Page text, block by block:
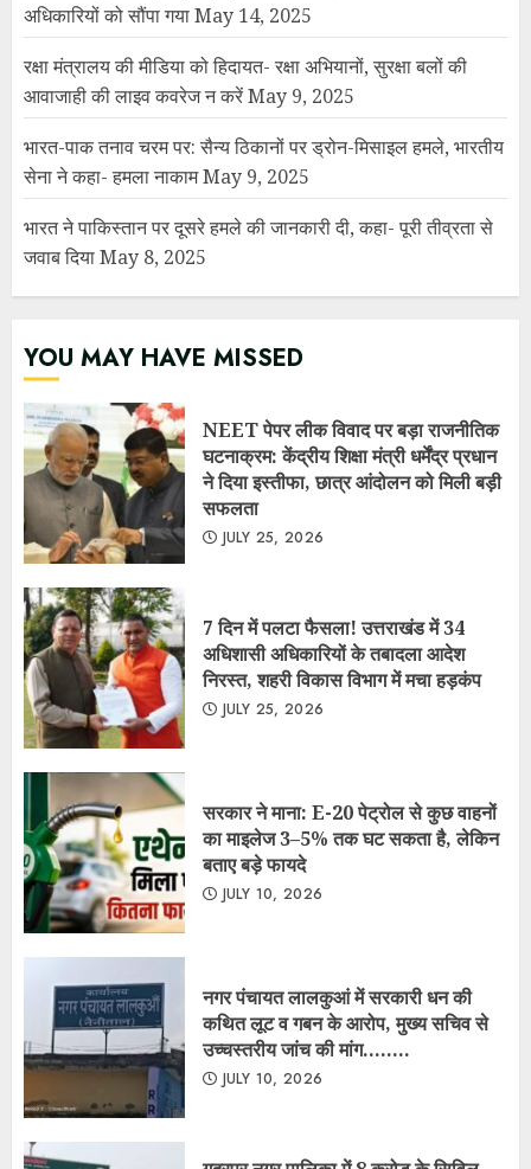
अधिकारियों को सौंपा गयाMay 14, 2025
रक्षा मंत्रालय की मीडिया को हिदायत- रक्षा अभियानों, सुरक्षा बलों की
आवाजाही की लाइव कवरेज न करेंMay 9, 2025
भारत-पाक तनाव चरम पर: सैन्य ठिकानों पर ड्रोन-मिसाइल हमले, भारतीय
सेना ने कहा- हमला नाकामMay 9, 2025
भारत ने पाकिस्तान पर दूसरे हमले की जानकारी दी, कहा- पूरी तीव्रता से
जवाब दियाMay 8, 2025
YOU MAY HAVE MISSED
NEET पेपर लीक विवाद पर बड़ा राजनीतिक
घटनाक्रम: केंद्रीय शिक्षा मंत्री धर्मेंद्र प्रधान
ने दिया इस्तीफा, छात्र आंदोलन को मिली बड़ी
सफलता
JULY 25, 2026
7 दिन में पलटा फैसला! उत्तराखंड में 34
अधिशासी अधिकारियों के तबादला आदेश
निरस्त, शहरी विकास विभाग में मचा हड़कंप
JULY 25, 2026
सरकार ने माना: E-20 पेट्रोल से कुछ वाहनों
का माइलेज 3–5% तक घट सकता है, लेकिन
बताए बड़े फायदे
JULY 10, 2026
नगर पंचायत लालकुआं में सरकारी धन की
कथित लूट व गबन के आरोप, मुख्य सचिव से
उच्चस्तरीय जांच की मांग……..
JULY 10, 2026